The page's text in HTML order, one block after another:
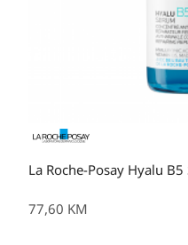
La Roche-Posay Hyalu B5
77,60 KM